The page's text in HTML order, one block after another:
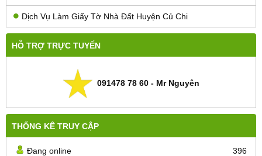
Dịch Vụ Làm Giấy Tờ Nhà Đất Huyện Củ Chi
HỖ TRỢ TRỰC TUYẾN
091478 78 60 - Mr Nguyên
THỐNG KÊ TRUY CẬP
Đang online
396